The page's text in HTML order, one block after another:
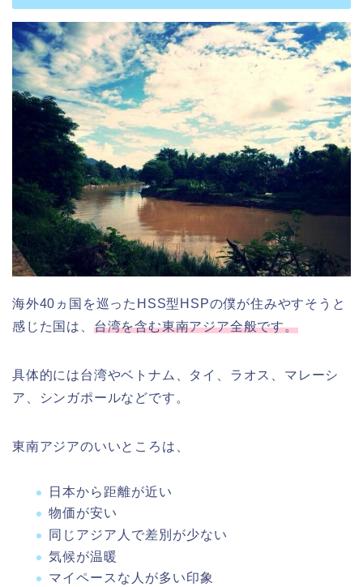
海外40ヵ国を巡ったHSS型HSPの僕が住みやすそうと
感じた国は、 台湾を含む東南アジア全般です。
具体的には台湾やベトナム、タイ、ラオス、マレーシ
ア、シンガポールなどです。
東南アジアのいいところは、
日本から距離が近い
物価が安い
同じアジア人で差別が少ない
気候が温暖
マイペースな人が多い印象